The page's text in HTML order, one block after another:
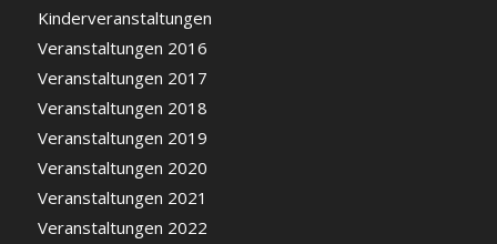
Kinderveranstaltungen
Veranstaltungen 2016
Veranstaltungen 2017
Veranstaltungen 2018
Veranstaltungen 2019
Veranstaltungen 2020
Veranstaltungen 2021
Veranstaltungen 2022